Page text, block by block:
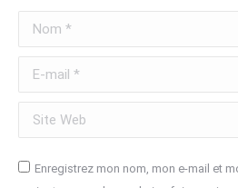
Nom *
E-mail *
Site Web
Enregistrez mon nom, mon e-mail et